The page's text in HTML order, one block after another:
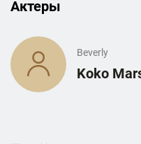
Актеры
Beverly
Koko